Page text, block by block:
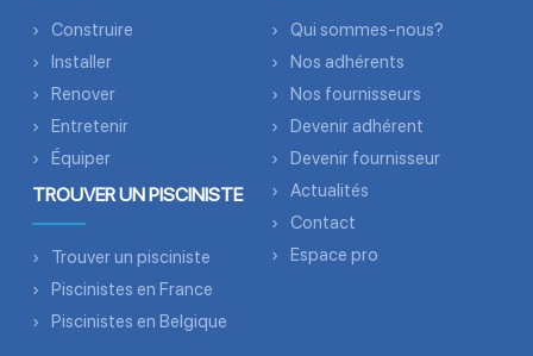
Construire
Installer
Renover
Entretenir
Équiper
TROUVER UN PISCINISTE
Trouver un pisciniste
Piscinistes en France
Piscinistes en Belgique
Qui sommes-nous?
Nos adhérents
Nos fournisseurs
Devenir adhérent
Devenir fournisseur
Actualités
Contact
Espace pro